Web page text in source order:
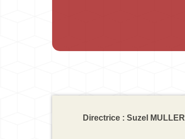
Directrice : Suzel MULLER